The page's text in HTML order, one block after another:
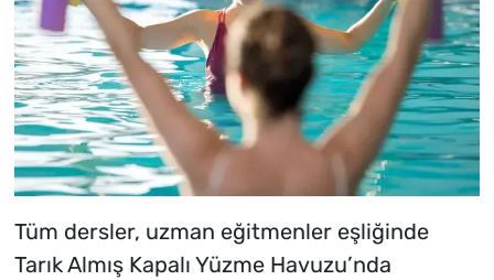
Tüm dersler, uzman eğitmenler eşliğinde
Tarık Almış Kapalı Yüzme Havuzu’nda